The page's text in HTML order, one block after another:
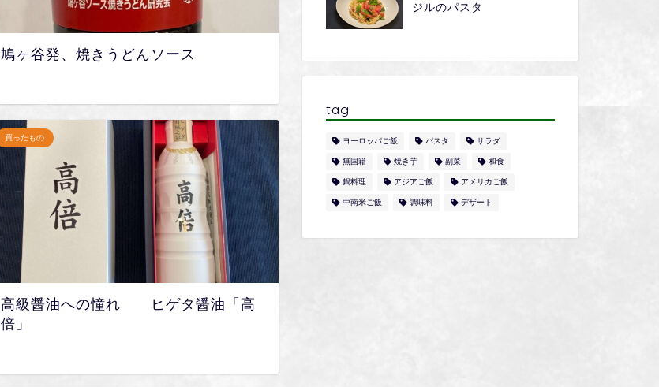
鳩ヶ谷発、焼きうどんソース
買ったもの
高級醤油への憧れ ヒゲタ醤油「高
倍」
ジルのパスタ
tag
ヨーロッパご飯 パスタ サラダ
無国籍 焼き芋 副菜 和食
鍋料理 アジアご飯 アメリカご飯
中南米ご飯 調味料 デザート